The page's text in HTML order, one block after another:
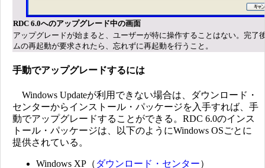
RDC 6.0へのアップグレード中の画面
アップグレードが始まると、ユーザーが特に操作することはない。完了
ムの再起動が要求されたら、忘れずに再起動を行うこと。
手動でアップグレードするには
Windows Updateが利用できない場合は、ダウンロード・
センターからインストール・パッケージを入手すれば、手
動でアップグレードすることができる。RDC 6.0のインス
トール・パッケージは、以下のようにWindows OSごとに
提供されている。
Windows XP（ ダウンロード・センター）